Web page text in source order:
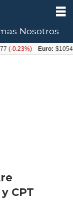
CPT
Nosotros
Euro: $1054,31